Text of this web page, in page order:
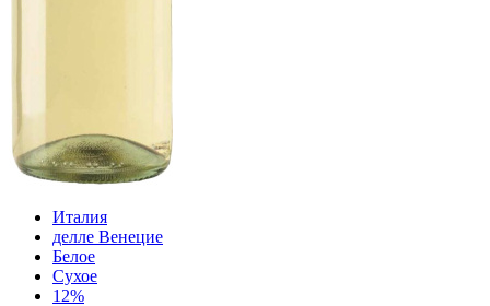
Италия
делле Венецие
Белое
Сухое
12%